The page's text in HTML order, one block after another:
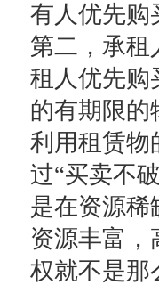
有人优先购
第二，承租
租人优先购
的有期限的
利用租赁物
过“买卖不
是在资源稀
资源丰富，
权就不是那